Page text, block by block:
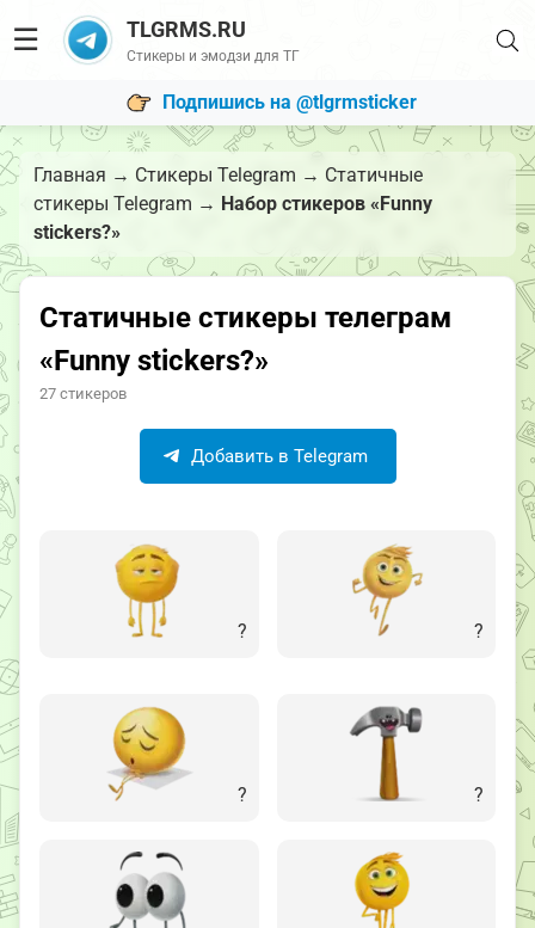
☰ TLGRMS.RU
Стикеры и эмодзи для ТГ
Подпишись на @tlgrmsticker
Главная → Стикеры Telegram → Статичные
стикеры Telegram → Набор стикеров «Funny
stickers?»
Статичные стикеры телеграм
«Funny stickers?»
27 стикеров
Добавить в Telegram
? ?
? ?